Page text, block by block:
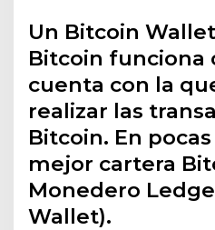
Un Bitcoin
Bitcoin funciona
cuenta con la
realizar las
Bitcoin. En
mejor cartera
Monedero
Wallet).